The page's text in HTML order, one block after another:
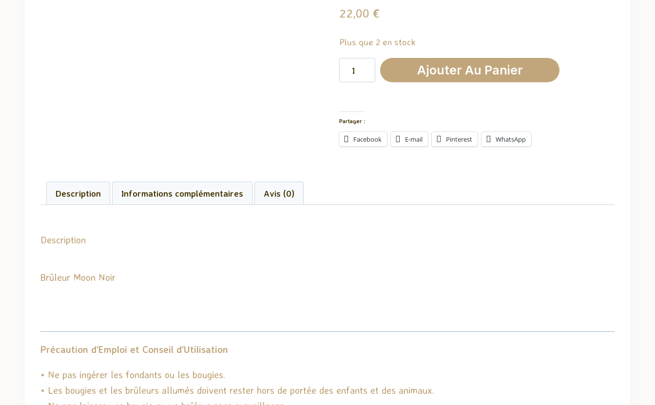
22,00 €
Plus que 2 en stock
quantité
de
Moon
Noir
Ajouter Au Panier
Partager :
Facebook E-mail Pinterest WhatsApp
Description Informations complémentaires Avis (0)
Description
Brûleur Moon Noir
Précaution d’Emploi et Conseil d’Utilisation
• Ne pas ingérer les fondants ou les bougies.
• Les bougies et les brûleurs allumés doivent rester hors de portée des enfants et des animaux.